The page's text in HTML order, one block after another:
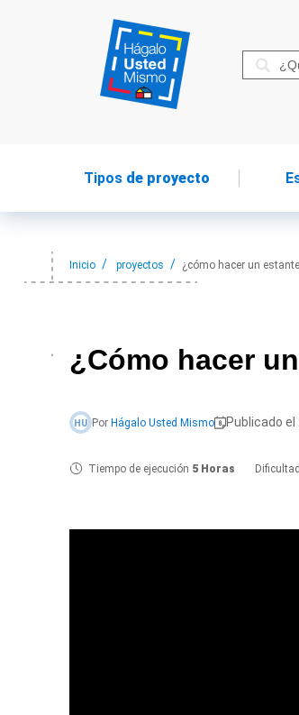
Tipos de proyecto
Inicio proyectos ¿cómo hacer un
¿Cómo hacer
HU Por Hágalo Usted Mismo Publicado el
Tiempo de ejecución 5 Horas Dificultad